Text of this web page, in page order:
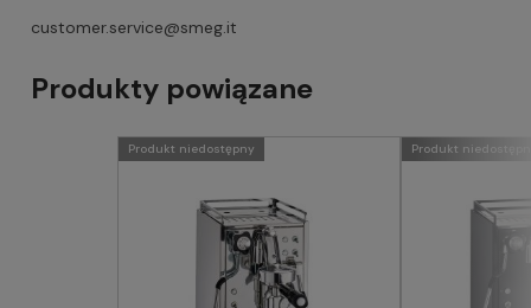
customer.service@smeg.it
Produkty powiązane
Produkt niedostępny Produkt